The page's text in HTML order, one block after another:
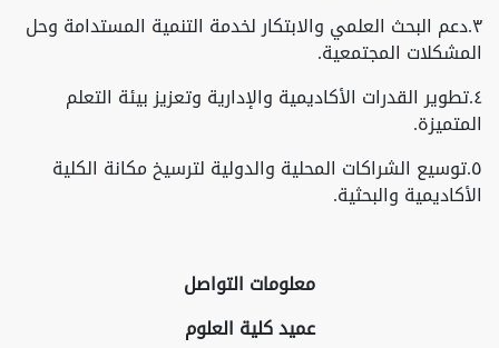
٣.دعم البحث العلمي والابتكار لخدمة التنمية المستدامة وحل
المشكلات المجتمعية.
٤.تطوير القدرات الأكاديمية والإدارية وتعزيز بيئة التعلم
المتميزة.
٥.توسيع الشراكات المحلية والدولية لترسيخ مكانة الكلية
الأكاديمية والبحثية.
معلومات التواصل
عميد كلية العلوم